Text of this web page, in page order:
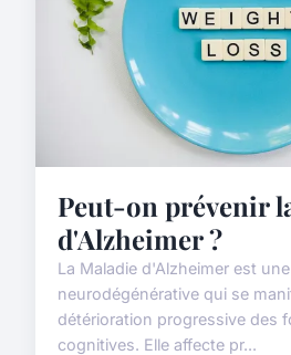
Peut-on prévenir
d'Alzheimer ?
La Maladie d'Alzheimer est
neurodégénérative qui se
détérioration progressive des
cognitives. Elle affecte pr...